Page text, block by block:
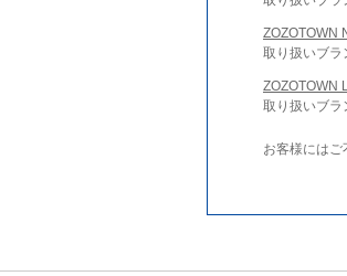
ZOZOTOWN
取り扱いブ
ZOZOTOWN
取り扱いブ
お客様にはご